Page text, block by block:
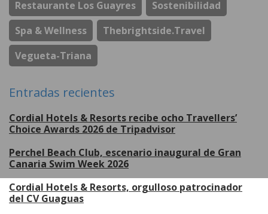
Restaurante Los Guayres
Sostenibilidad
Spa & Wellness
Thebrightside.travel
Vegueta-Triana
Entradas recientes
Cordial Hotels & Resorts recibe ocho Travellers’
Choice Awards 2026 de Tripadvisor
Perchel Beach Club, escenario inaugural de Gran
Canaria Swim Week 2026
Cordial Hotels & Resorts, orgulloso patrocinador
del CV Guaguas